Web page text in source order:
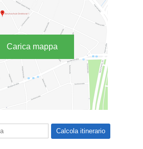
Carica mappa